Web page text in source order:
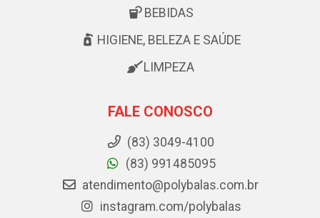
BEBIDAS
HIGIENE, BELEZA E SAÚDE
LIMPEZA
FALE CONOSCO
(83) 3049-4100
(83) 991485095
atendimento@polybalas.com.br
instagram.com/polybalas